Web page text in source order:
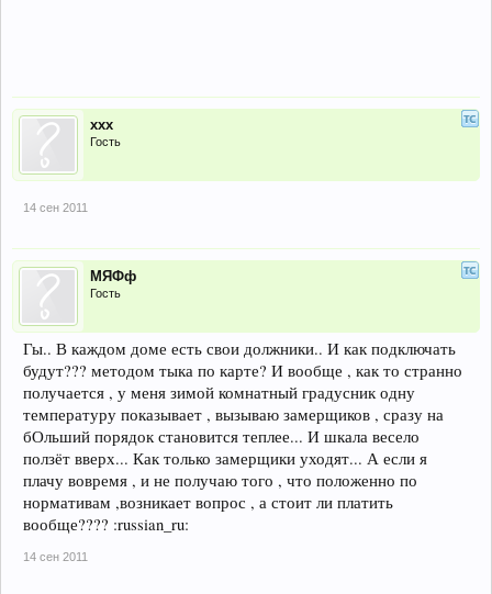
xxx
Гость
14 сен 2011
МЯФф
Гость
Гы.. В каждом доме есть свои должники.. И как подключать
будут??? методом тыка по карте? И вообще , как то странно
получается , у меня зимой комнатный градусник одну
температуру показывает , вызываю замерщиков , сразу на
бОльший порядок становится теплее... И шкала весело
ползёт вверх... Как только замерщики уходят... А если я
плачу вовремя , и не получаю того , что положенно по
нормативам ,возникает вопрос , а стоит ли платить
вообще???? :russian_ru:
14 сен 2011